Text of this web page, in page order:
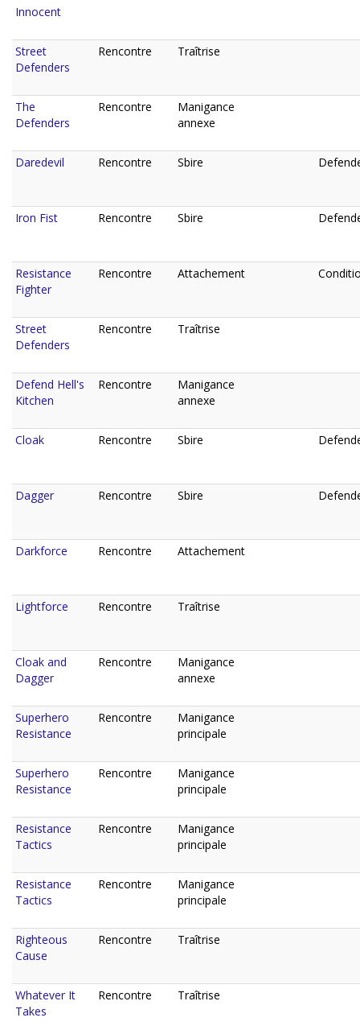
Innocent
Street
Defenders
Rencontre Traîtrise
The
Defenders
Rencontre
Manigance
annexe
Daredevil Rencontre Sbire
Iron Fist Rencontre Sbire
Resistance
Fighter
Rencontre Attachement
Street
Defenders
Rencontre Traîtrise
Defend Hell's
Kitchen
Rencontre
Manigance
annexe
Cloak Rencontre Sbire
Dagger Rencontre Sbire
Darkforce Rencontre Attachement
Lightforce Rencontre Traîtrise
Cloak and
Dagger
Rencontre
Manigance
annexe
Superhero
Resistance
Rencontre
Manigance
principale
Superhero
Resistance
Rencontre
Manigance
principale
Resistance
Tactics
Rencontre
Manigance
principale
Resistance
Tactics
Rencontre
Manigance
principale
Righteous
Cause
Rencontre Traîtrise
Whatever It
Takes
Rencontre Traîtrise